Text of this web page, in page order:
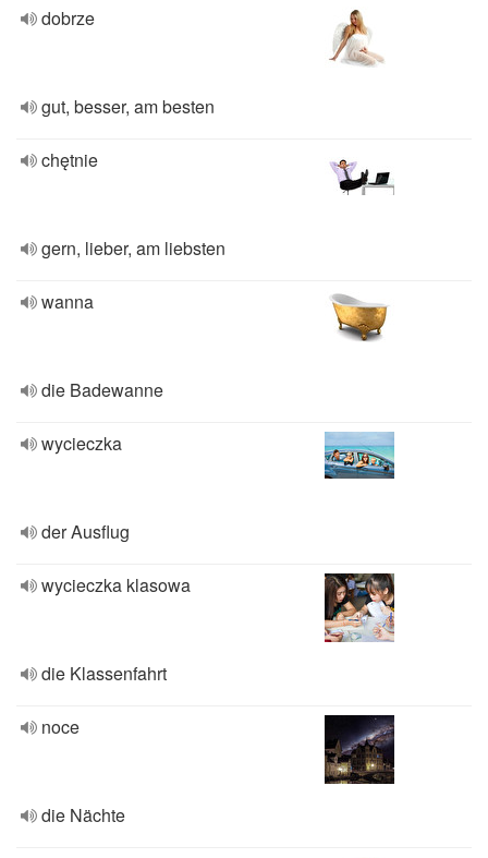
dobrze
gut, besser, am besten
chętnie
gern, lieber, am liebsten
wanna
die Badewanne
wycieczka
der Ausflug
wycieczka klasowa
die Klassenfahrt
noce
die Nächte